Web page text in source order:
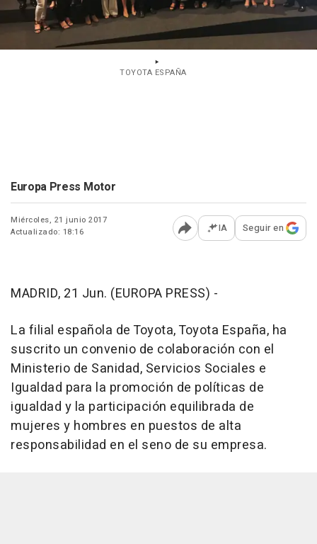
TOYOTA ESPAÑA
Europa Press Motor
Miércoles, 21 junio 2017
Actualizado: 18:16
Abrir opciones para
IA Seguir en
MADRID, 21 Jun. (EUROPA PRESS) -
La filial española de Toyota, Toyota España, ha
suscrito un convenio de colaboración con el
Ministerio de Sanidad, Servicios Sociales e
Igualdad para la promoción de políticas de
igualdad y la participación equilibrada de
mujeres y hombres en puestos de alta
responsabilidad en el seno de su empresa.